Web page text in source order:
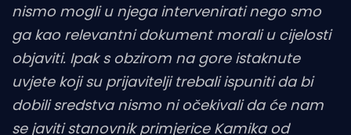
nismo mogli u njega intervenirati nego smo
ga kao relevantni dokument morali u cijelosti
objaviti. Ipak s obzirom na gore istaknute
uvjete koji su prijavitelji trebali ispuniti da bi
dobili sredstva nismo ni očekivali da će nam
se javiti stanovnik primjerice Kamika od